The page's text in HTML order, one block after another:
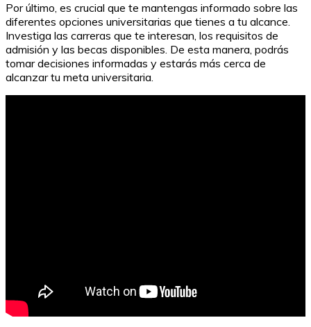
Por último, es crucial que te mantengas informado sobre las
diferentes opciones universitarias que tienes a tu alcance.
Investiga las carreras que te interesan, los requisitos de
admisión y las becas disponibles. De esta manera, podrás
tomar decisiones informadas y estarás más cerca de
alcanzar tu meta universitaria.